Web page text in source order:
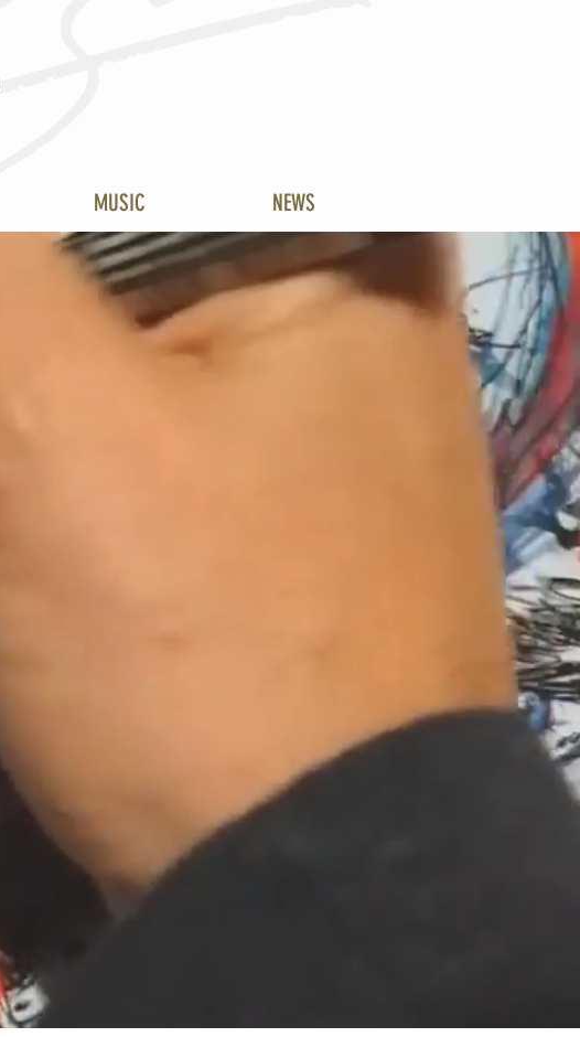
MUSIC NEWS